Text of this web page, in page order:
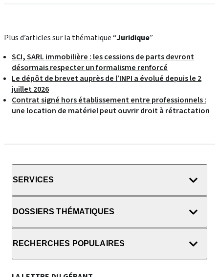
Plus d’articles sur la thématique “Juridique”
SCI, SARL immobilière : les cessions de parts devront
désormais respecter un formalisme renforcé
Le dépôt de brevet auprès de l’INPI a évolué depuis le 2
juillet 2026
Contrat signé hors établissement entre professionnels :
une location de matériel peut ouvrir droit à rétractation
SERVICES
DOSSIERS THÉMATIQUES
RECHERCHES POPULAIRES